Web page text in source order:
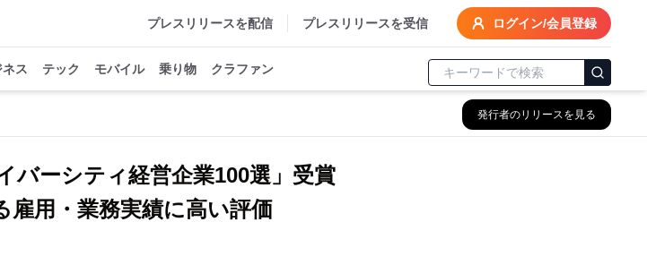
プレスリリースを配信 プレスリリースを受信 ログイン/会員登録
ネス テック モバイル 乗り物 クラファン
発行者のリリースを見る
バーシティ経営企業100選」受賞
雇用・業務実績に高い評価